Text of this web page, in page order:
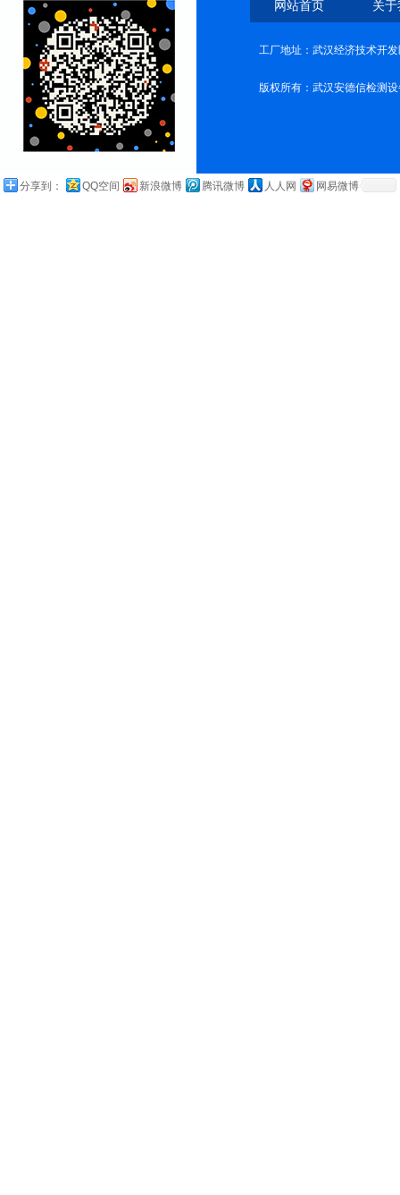
网站首页 关
工厂地址：武汉经济技术开
版权所有：武汉安德信检测
分享到： QQ空间 新浪微博 腾讯微博 人人网 网易微博